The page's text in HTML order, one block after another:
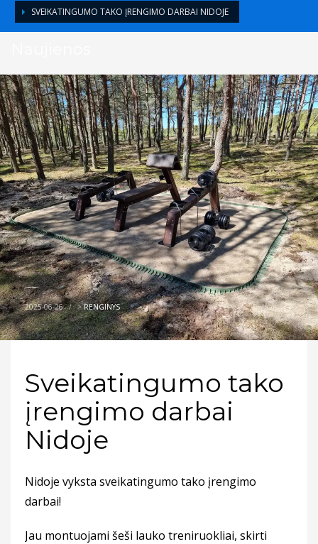
SVEIKATINGUMO TAKO ĮRENGIMO DARBAI NIDOJE
2025-06-26 / >RENGINYS
Sveikatingumo tako
įrengimo darbai
Nidoje
Nidoje vyksta sveikatingumo tako įrengimo
darbai!
Jau montuojami šeši lauko treniruokliai, skirti